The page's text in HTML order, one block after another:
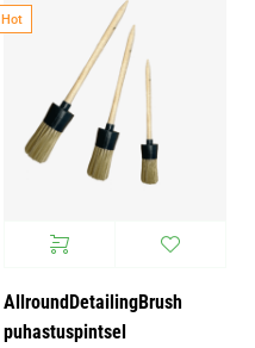
Hot
AllroundDetailingBrush
puhastuspintsel